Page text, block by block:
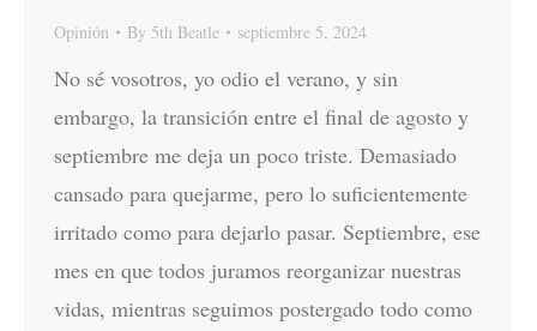
Opinión By 5th Beatle septiembre 5, 2024
No sé vosotros, yo odio el verano, y sin
embargo, la transición entre el final de agosto y
septiembre me deja un poco triste. Demasiado
cansado para quejarme, pero lo suficientemente
irritado como para dejarlo pasar. Septiembre, ese
mes en que todos juramos reorganizar nuestras
vidas, mientras seguimos postergado todo como